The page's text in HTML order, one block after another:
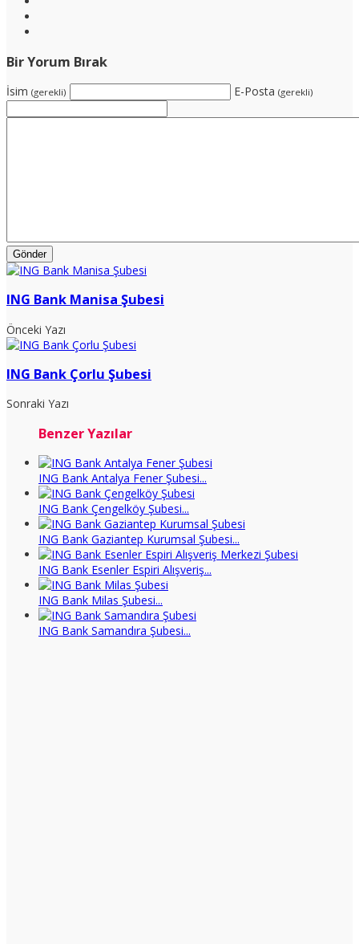
Bir Yorum Bırak
İsim (gerekli) E-Posta (gerekli)
ING Bank Manisa Şubesi
Önceki Yazı
ING Bank Çorlu Şubesi
Sonraki Yazı
Benzer Yazılar
ING Bank Antalya Fener Şubesi...
ING Bank Çengelköy Şubesi...
ING Bank Gaziantep Kurumsal Şubesi...
ING Bank Esenler Espiri Alışveriş...
ING Bank Milas Şubesi...
ING Bank Samandıra Şubesi...